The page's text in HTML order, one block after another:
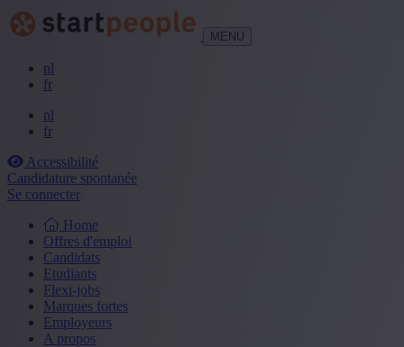
MENU
nl
fr
nl
fr
Accessibilité
Candidature spontanée
Se connecter
Home
Offres d'emploi
Candidats
Etudiants
Flexi-jobs
Marques fortes
Employeurs
A propos